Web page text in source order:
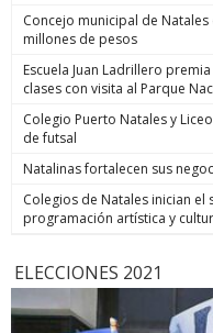
Concejo municipal de
millones de pesos
Escuela Juan Ladrillero
clases con visita al Parque
Colegio Puerto Natales y
de futsal
Natalinas fortalecen sus
Colegios de Natales inician
programación artística y
ELECCIONES 2021